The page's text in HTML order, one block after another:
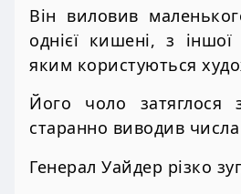
Він виловив
однієї кишені, з іншої
яким користуються
Його чоло затяглося
старанно виводив
Генерал Уайдер різко